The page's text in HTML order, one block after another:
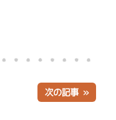
次の記事 »